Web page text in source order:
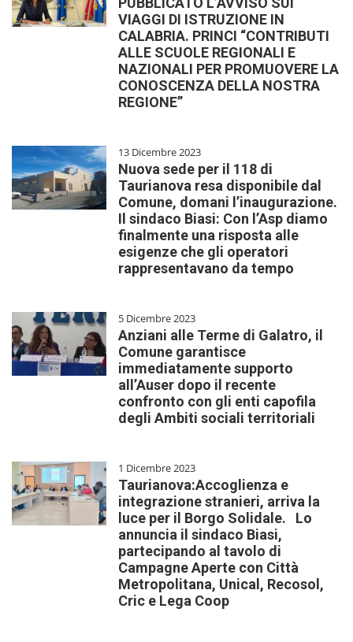
VIAGGI DI ISTRUZIONE IN
CALABRIA. PRINCI “CONTRIBUTI
ALLE SCUOLE REGIONALI E
NAZIONALI PER PROMUOVERE LA
CONOSCENZA DELLA NOSTRA
REGIONE”
13 Dicembre 2023
Nuova sede per il 118 di
Taurianova resa disponibile dal
Comune, domani l’inaugurazione.
Il sindaco Biasi: Con l’Asp diamo
finalmente una risposta alle
esigenze che gli operatori
rappresentavano da tempo
5 Dicembre 2023
Anziani alle Terme di Galatro, il
Comune garantisce
immediatamente supporto
all’Auser dopo il recente
confronto con gli enti capofila
degli Ambiti sociali territoriali
1 Dicembre 2023
Taurianova:Accoglienza e
integrazione stranieri, arriva la
luce per il Borgo Solidale. Lo
annuncia il sindaco Biasi,
partecipando al tavolo di
Campagne Aperte con Città
Metropolitana, Unical, Recosol,
Cric e Lega Coop